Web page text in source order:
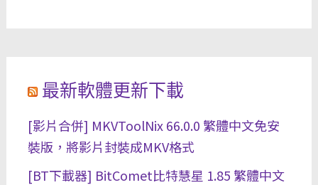
最新軟體更新下載
[影片合併] MKVToolNix 66.0.0 繁體中文免安
裝版，將影片封裝成MKV格式
[BT下載器] BitComet比特慧星 1.85 繁體中文